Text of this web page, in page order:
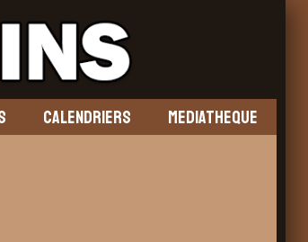
CALENDRIERS MEDIATHEQUE